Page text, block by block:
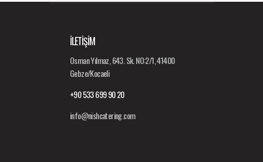
İLETİŞİM
Osman Yılmaz, 643. Sk. NO:2/1, 41400
Gebze/Kocaeli
+90 533 699 90 20
info@nishcatering.com